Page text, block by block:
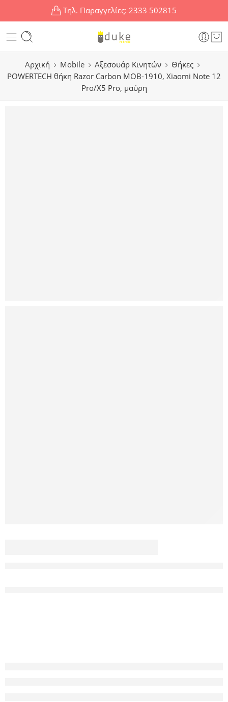
Τηλ. Παραγγελίες: 2333 502815
Αρχική Mobile Αξεσουάρ Κινητών
Θήκες
POWERTECH θήκη Razor Carbon MOB-1910, Xiaomi Note 12
Pro/X5 Pro, μαύρη